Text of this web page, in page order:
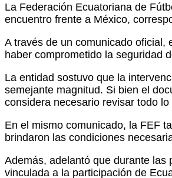
La Federación Ecuatoriana de
encuentro frente a México,
A través de un comunicado oficial,
haber comprometido la seguridad
La entidad sostuvo que la
semejante magnitud. Si bien el
considera necesario revisar todo
En el mismo comunicado, la FEF
brindaron las condiciones
Además, adelantó que durante las
vinculada a la participación de